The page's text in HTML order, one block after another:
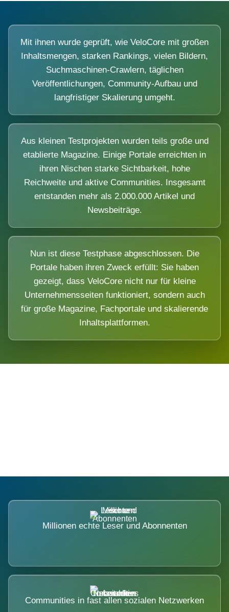
Mit ihnen wurde geprüft, wie VeloCore mit großen
Inhaltsmengen, starken Rankings, vielen Bildern,
Suchmaschinen-Crawlern, täglichen
Veröffentlichungen, Community-Aufbau und
langfristiger Skalierung umgeht.
Aus kleinen Testprojekten wurden teils große und
etablierte Magazine. Einige Portale erreichten in
ihren Nischen starke Sichtbarkeit, hohe
Reichweite und aktive Communities. Insgesamt
entstanden mehr als 2.000.000 Artikel und
Newsbeiträge.
Nun ist diese Testphase abgeschlossen. Die
Portale haben ihren Zweck erfüllt: Sie haben
gezeigt, dass VeloCore nicht nur für kleine
Unternehmensseiten funktioniert, sondern auch
für große Magazine, Fachportale und skalierende
Inhaltsplattformen.
Millionen echte Leser und Abonnenten
Communities in fast allen sozialen Netzwerken